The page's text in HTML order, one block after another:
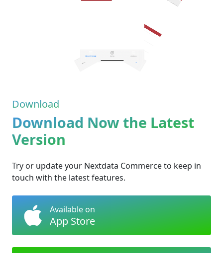
Download
Download Now the Latest
Version
Try or update your Nextdata Commerce to keep in
touch with the latest features.
Available on
App Store